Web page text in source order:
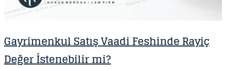
Gayrimenkul Satış Vaadi Feshinde Rayiç
Değer İstenebilir mi?